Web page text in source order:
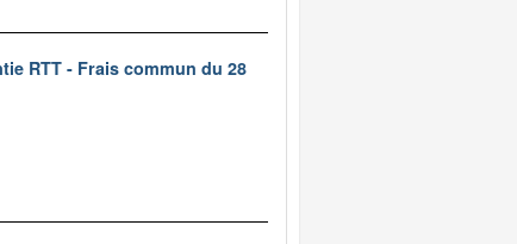
RTT - Frais commun du 28